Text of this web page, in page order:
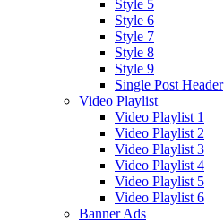
Style 5
Style 6
Style 7
Style 8
Style 9
Single Post Header
Video Playlist
Video Playlist 1
Video Playlist 2
Video Playlist 3
Video Playlist 4
Video Playlist 5
Video Playlist 6
Banner Ads